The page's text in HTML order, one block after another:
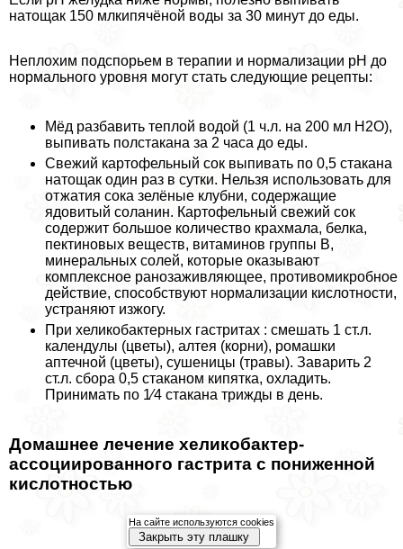
натощак 150 млкипячёной воды за 30 минут до еды.
Неплохим подспорьем в терапии и нормализации рН до
нормального уровня могут стать следующие рецепты:
Мёд разбавить теплой водой (1 ч.л. на 200 мл Н2О),
выпивать полстакана за 2 часа до еды.
Свежий картофельный сок выпивать по 0,5 стакана
натощак один раз в сутки. Нельзя использовать для
отжатия сока зелёные клубни, содержащие
ядовитый соланин. Картофельный свежий сок
содержит большое количество крахмала, белка,
пектиновых веществ, витаминов группы В,
минеральных солей, которые оказывают
комплексное ранозаживляющее, противомикробное
действие, способствуют нормализации кислотности,
устраняют изжогу.
При хеликобактерных гастритах : смешать 1 ст.л.
календулы (цветы), алтея (корни), ромашки
аптечной (цветы), сушеницы (травы). Заварить 2
ст.л. сбора 0,5 стаканом кипятка, охладить.
Принимать по 1⁄4 стакана трижды в день.
Домашнее лечение хеликобактер-
ассоциированного гастрита с пониженной
кислотностью
На сайте используются cookies
Закрыть эту плашку